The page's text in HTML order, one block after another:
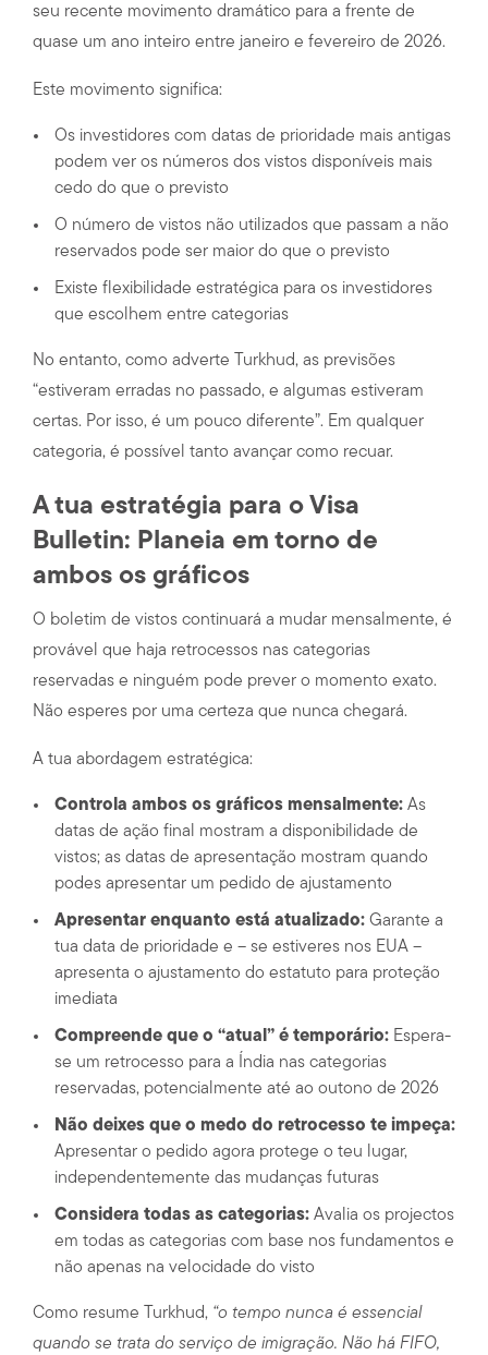
seu recente movimento dramático para a frente de
quase um ano inteiro entre janeiro e fevereiro de 2026.
Este movimento significa:
Os investidores com datas de prioridade mais antigas
podem ver os números dos vistos disponíveis mais
cedo do que o previsto
O número de vistos não utilizados que passam a não
reservados pode ser maior do que o previsto
Existe flexibilidade estratégica para os investidores
que escolhem entre categorias
No entanto, como adverte Turkhud, as previsões
“estiveram erradas no passado, e algumas estiveram
certas. Por isso, é um pouco diferente”. Em qualquer
categoria, é possível tanto avançar como recuar.
A tua estratégia para o Visa
Bulletin: Planeia em torno de
ambos os gráficos
O boletim de vistos continuará a mudar mensalmente, é
provável que haja retrocessos nas categorias
reservadas e ninguém pode prever o momento exato.
Não esperes por uma certeza que nunca chegará.
A tua abordagem estratégica:
Controla ambos os gráficos mensalmente: As
datas de ação final mostram a disponibilidade de
vistos; as datas de apresentação mostram quando
podes apresentar um pedido de ajustamento
Apresentar enquanto está atualizado: Garante a
tua data de prioridade e – se estiveres nos EUA –
apresenta o ajustamento do estatuto para proteção
imediata
Compreende que o “atual” é temporário: Espera-
se um retrocesso para a Índia nas categorias
reservadas, potencialmente até ao outono de 2026
Não deixes que o medo do retrocesso te impeça:
Apresentar o pedido agora protege o teu lugar,
independentemente das mudanças futuras
Considera todas as categorias: Avalia os projectos
em todas as categorias com base nos fundamentos e
não apenas na velocidade do visto
Como resume Turkhud, “o tempo nunca é essencial
quando se trata do serviço de imigração. Não há FIFO,